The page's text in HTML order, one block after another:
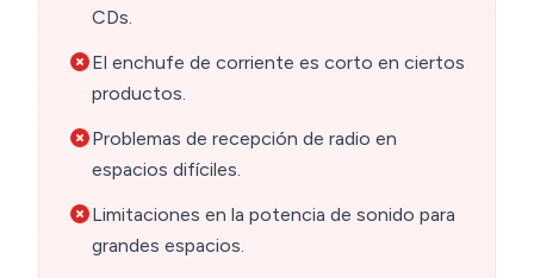
CDs.
El enchufe de corriente es corto en ciertos
productos.
Problemas de recepción de radio en
espacios difíciles.
Limitaciones en la potencia de sonido para
grandes espacios.